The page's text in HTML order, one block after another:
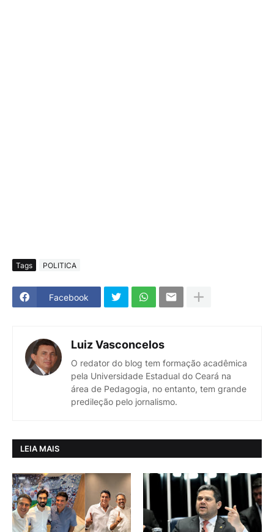
Tags POLITICA
Facebook
Luiz Vasconcelos
O redator do blog tem formação acadêmica
pela Universidade Estadual do Ceará na
área de Pedagogia, no entanto, tem grande
predileção pelo jornalismo.
LEIA MAIS